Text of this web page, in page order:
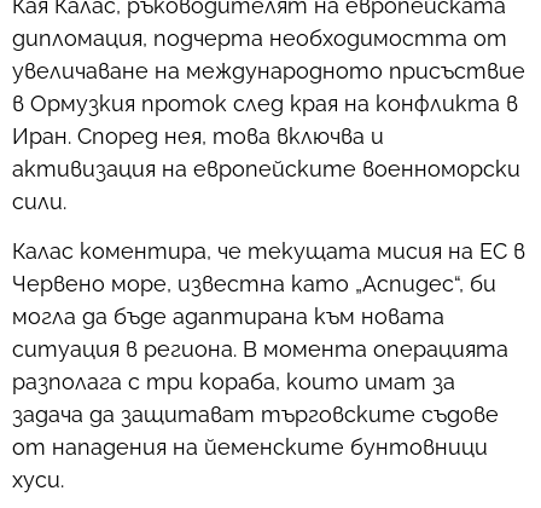
Кая Калас, ръководителят на европейската
дипломация, подчерта необходимостта от
увеличаване на международното присъствие
в Ормузкия проток след края на конфликта в
Иран. Според нея, това включва и
активизация на европейските военноморски
сили.
Калас коментира, че текущата мисия на ЕС в
Червено море, известна като „Аспидес“, би
могла да бъде адаптирана към новата
ситуация в региона. В момента операцията
разполага с три кораба, които имат за
задача да защитават търговските съдове
от нападения на йеменските бунтовници
хуси.